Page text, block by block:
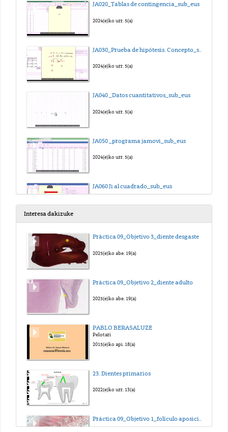
JA020_Tablas de contingencia_sub_eus
2024(e)ko urr. 5(a)
2024(e)ko urr. 5(a)
JA040 _Datos cuantitativos_sub_eus
2024(e)ko urr. 5(a)
JA050 _programa jamovi_sub_eus
2024(e)ko urr. 5(a)
JA060 Ji al cuadrado_sub_eus
Interesa dakizuke
Práctica 09_Objetivo 3_diente desgaste
2025(e)ko abe. 19(a)
Práctica 09_Objetivo 2_diente adulto
2025(e)ko abe. 19(a)
PABLO BERASALUZE
Pelotari
2015(e)ko api. 18(a)
23. Dientes primarios
2022(e)ko urr. 13(a)
Práctica 09_Objetivo 1_folículo aposicional